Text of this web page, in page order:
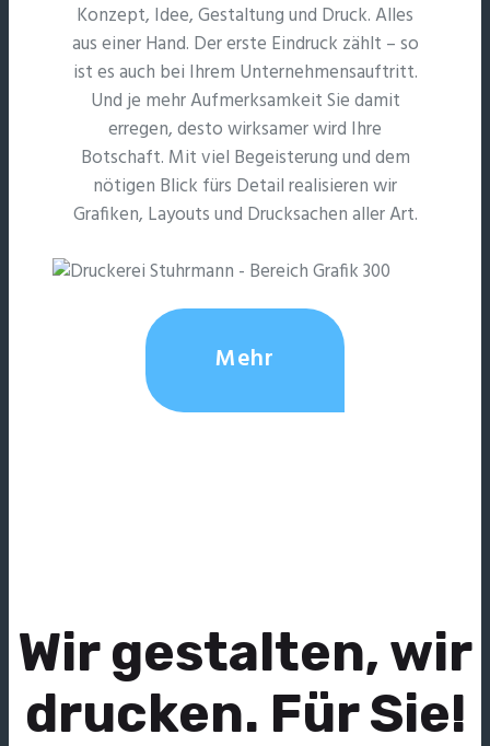
Konzept, Idee, Gestaltung und Druck. Alles
aus einer Hand. Der erste Eindruck zählt – so
ist es auch bei Ihrem Unternehmensauftritt.
Und je mehr Aufmerksamkeit Sie damit
erregen, desto wirksamer wird Ihre
Botschaft. Mit viel Begeisterung und dem
nötigen Blick fürs Detail realisieren wir
Grafiken, Layouts und Drucksachen aller Art.
Mehr
Wir gestalten, wir
drucken. Für Sie!